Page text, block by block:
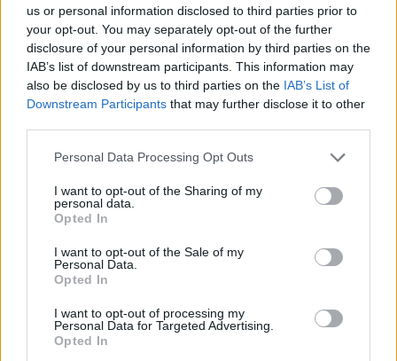
us or personal information disclosed to third parties prior to
your opt-out. You may separately opt-out of the further
disclosure of your personal information by third parties on the
IAB’s list of downstream participants. This information may
also be disclosed by us to third parties on the IAB’s List of
Downstream Participants that may further disclose it to other
Please note that this website/app uses one or more Google
not limited to your visit or usage behaviour. You may click to
grant or deny consent to Google and its third-party tags to
use your data for below specified purposes in below Google
consent section.
Personal Data Processing Opt Outs
I want to opt-out of the Sharing of my
personal data.
Opted In
I want to opt-out of the Sale of my
Personal Data.
Opted In
I want to opt-out of processing my
Personal Data for Targeted Advertising.
Opted In
Az atomerőmű egyetlen hatása a környezetre, hogy a
MAGYAR ÉPÍTŐK